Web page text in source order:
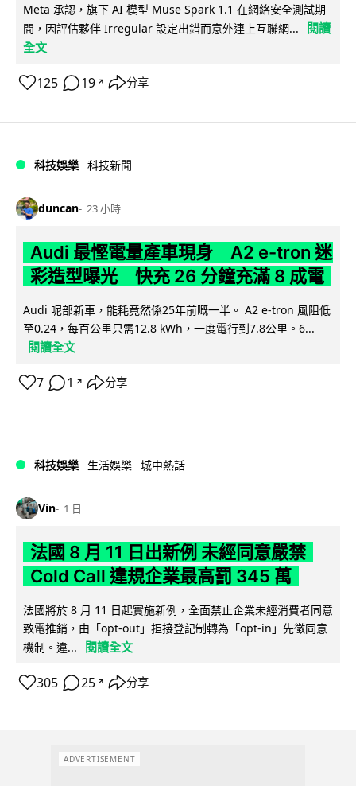
Meta 承認，旗下 AI 模型 Muse Spark 1.1 在網絡安全測試期
間，因評估夥伴 Irregular 設定出錯而意外連上互聯網...
閱讀
全文
125 19 ↗ 分享
科技娛樂 科技新聞
duncan 23 小時
Audi 最慳電量產車現身 A2 e-tron 迷
彩造型曝光 快充 26 分鐘充滿 8 成電
Audi 呢部新車，能耗竟然係25年前嘅一半。 A2 e-tron 風阻低
至0.24，每百公里只需12.8 kWh，一度電行到7.8公里。6...
閱讀全文
7 1 ↗ 分享
科技娛樂 生活娛樂 城中熱話
Vin 1 日
法國 8 月 11 日出新例 未經同意嚴禁
Cold Call 違規企業最高罰 345 萬
法國將於 8 月 11 日起實施新例，全面禁止企業未經消費者同意
致電推銷，由「opt-out」拒接登記制轉為「opt-in」先徵同意
機制。違...
閱讀全文
305 25 ↗ 分享
ADVERTISEMENT